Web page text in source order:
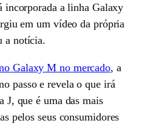
incorporada a linha Galaxy
em um vídeo da própria
a notícia.
Galaxy M no mercado, a
passo e revela o que irá
J, que é uma das mais
pelos seus consumidores